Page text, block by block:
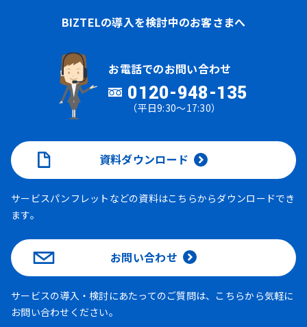
BIZTELの導入を検討中のお客さまへ
お電話でのお問い合わせ
0120-948-135
（平日9:30～17:30）
資料ダウンロード
サービスパンフレットなどの資料はこちらからダウンロードでき
ます。
お問い合わせ
サービスの導入・検討にあたってのご質問は、こちらから気軽に
お問い合わせください。